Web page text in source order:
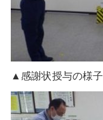
▲感謝状授与の様子